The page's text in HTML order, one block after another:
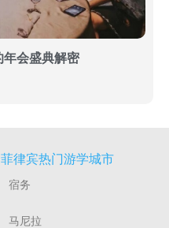
年会盛典解密
菲律宾热门游学城市
宿务
马尼拉